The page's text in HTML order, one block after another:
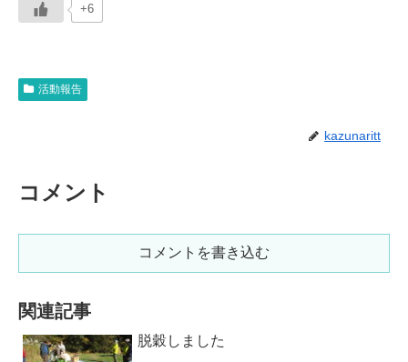
+6
活動報告
kazunaritt
コメント
コメントを書き込む
関連記事
脱穀しました